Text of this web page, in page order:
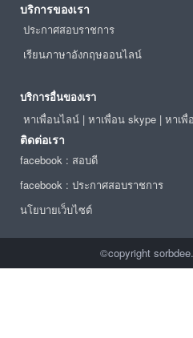
บริการของเรา
ประกาศสอบราชการ
เรียนภาษาอังกฤษออนไลน์
บริการอื่นของเรา
หาเพื่อนไลน์ | หาเพื่อน skype | หาเพื่
ติดต่อเรา
facebook : สอบดี
facebook : ประกาศสอบราชการ
นโยบายเว็บไซต์
©copyright